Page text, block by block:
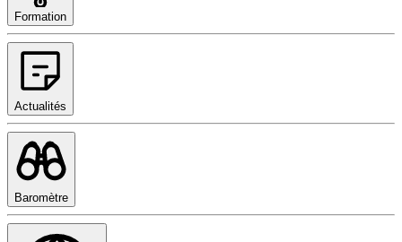
Formation
Actualités
Baromètre